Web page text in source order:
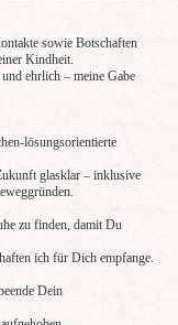
sowie Botschaften
Kindheit.
ehrlich – meine Gabe
glasklar – inklusive
zu finden, damit Du
ich für Dich empfange.
Dein